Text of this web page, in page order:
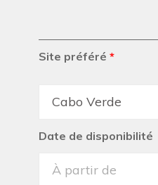
Site préféré *
Date de disponibilité